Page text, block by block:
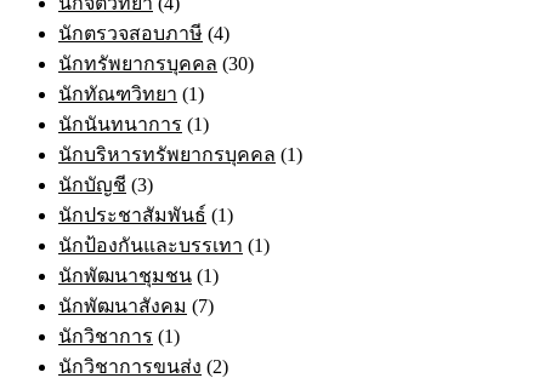
นักตรวจสอบภาษี (4)
นักทรัพยากรบุคคล (30)
นักทัณฑวิทยา (1)
นักนันทนาการ (1)
นักบริหารทรัพยากรบุคคล (1)
นักบัญชี (3)
นักประชาสัมพันธ์ (1)
นักป้องกันและบรรเทา (1)
นักพัฒนาชุมชน (1)
นักพัฒนาสังคม (7)
นักวิชาการ (1)
นักวิชาการขนส่ง (2)